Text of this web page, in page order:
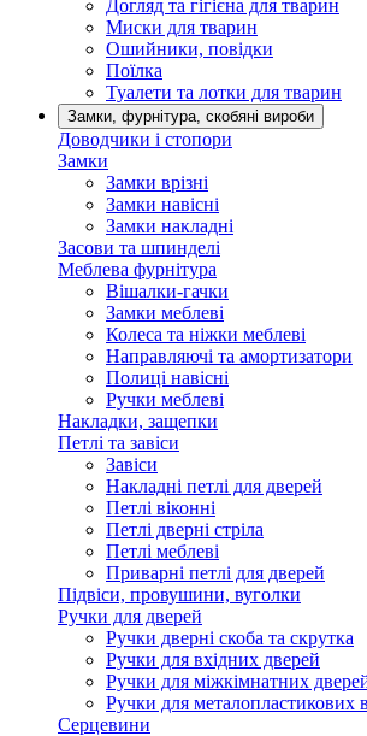
Догляд та гігієна для тварин
Миски для тварин
Ошийники, повідки
Поїлка
Туалети та лотки для тварин
Замки, фурнітура, скобяні вироби
Доводчики і стопори
Замки
Замки врізні
Замки навісні
Замки накладні
Засови та шпинделі
Меблева фурнітура
Вішалки-гачки
Замки меблеві
Колеса та ніжки меблеві
Направляючі та амортизатори
Полиці навісні
Ручки меблеві
Накладки, защепки
Петлі та завіси
Завіси
Накладні петлі для дверей
Петлі віконні
Петлі дверні стріла
Петлі меблеві
Приварні петлі для дверей
Підвіси, провушини, вуголки
Ручки для дверей
Ручки дверні скоба та скрутка
Ручки для вхідних дверей
Ручки для міжкімнатних
Ручки для металопластикових
Серцевини